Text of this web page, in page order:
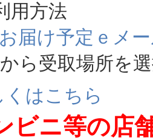
用方法
お届け予定ｅメ
から受取場所を
くはこちら
ビニ等の店